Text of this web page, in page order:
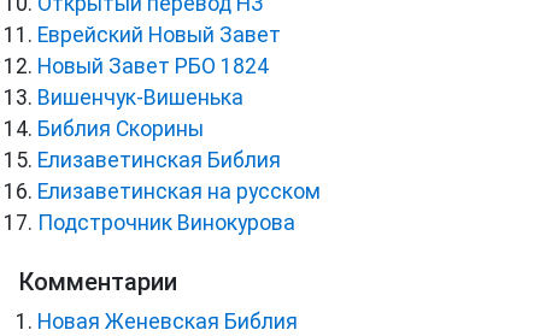
Еврейский Новый Завет
Новый Завет РБО 1824
Вишенчук-Вишенька
Библия Скорины
Елизаветинская Библия
Елизаветинская на русском
Подстрочник Винокурова
Комментарии
Новая Женевская Библия